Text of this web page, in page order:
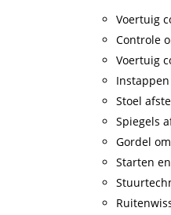
Voertuig
Controle
Voertuig
Stoel
Spiegels
Gordel
Starten